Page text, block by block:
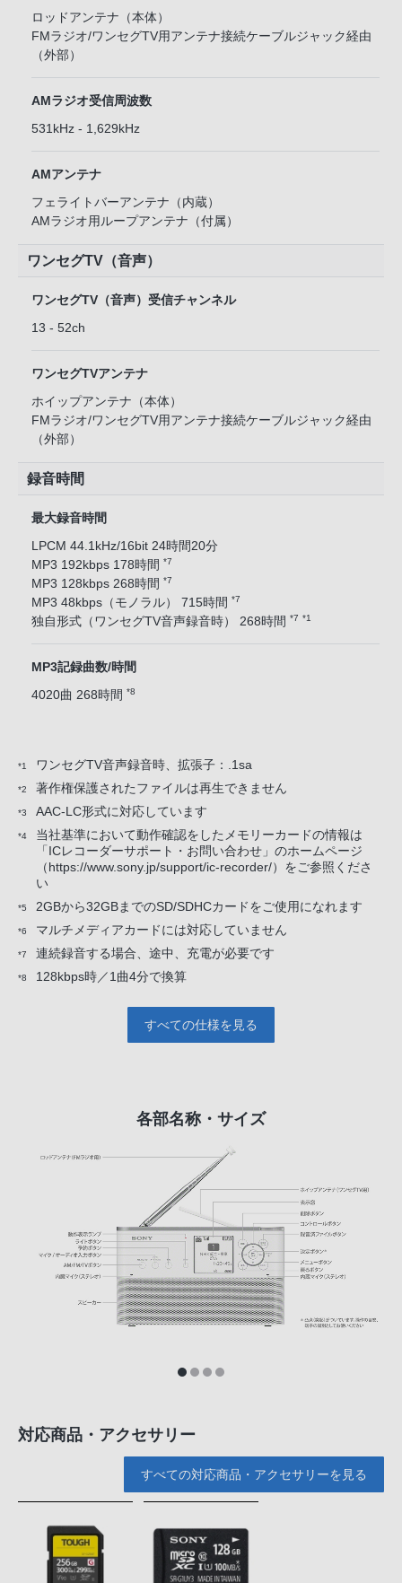
ロッドアンテナ（本体）
FMラジオ/ワンセグTV用アンテナ接続ケーブルジャック経由
（外部）
AMラジオ受信周波数
531kHz - 1,629kHz
AMアンテナ
フェライトバーアンテナ（内蔵）
AMラジオ用ループアンテナ（付属）
ワンセグTV（音声）
ワンセグTV（音声）受信チャンネル
13 - 52ch
ワンセグTVアンテナ
ホイップアンテナ（本体）
FMラジオ/ワンセグTV用アンテナ接続ケーブルジャック経由
（外部）
録音時間
最大録音時間
LPCM 44.1kHz/16bit 24時間20分
MP3 192kbps 178時間 *7
MP3 128kbps 268時間 *7
MP3 48kbps（モノラル） 715時間 *7
独自形式（ワンセグTV音声録音時） 268時間 *7 *1
MP3記録曲数/時間
4020曲 268時間 *8
*1 ワンセグTV音声録音時、拡張子：.1sa
*2 著作権保護されたファイルは再生できません
*3 AAC-LC形式に対応しています
*4
当社基準において動作確認をしたメモリーカードの情報は
「ICレコーダーサポート・お問い合わせ」のホームページ
（https://www.sony.jp/support/ic-recorder/）をご参照くださ
い
*5 2GBから32GBまでのSD/SDHCカードをご使用になれます
*6 マルチメディアカードには対応していません
*7 連続録音する場合、途中、充電が必要です
*8 128kbps時／1曲4分で換算
すべての仕様を見る
各部名称・サイズ
対応商品・アクセサリー
すべての対応商品・アクセサリーを見る